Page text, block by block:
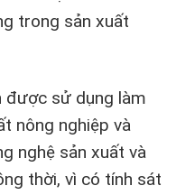
trong sản xuất
được sử dụng làm
nông nghiệp và
nghệ sản xuất và
thời, vì có tính sát